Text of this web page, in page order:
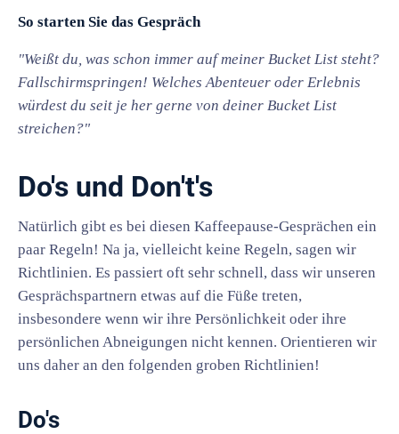
So starten Sie das Gespräch
"Weißt du, was schon immer auf meiner Bucket List steht?
Fallschirmspringen! Welches Abenteuer oder Erlebnis
würdest du seit je her gerne von deiner Bucket List
streichen?"
Do's und Don't's
Natürlich gibt es bei diesen Kaffeepause-Gesprächen ein
paar Regeln! Na ja, vielleicht keine Regeln, sagen wir
Richtlinien. Es passiert oft sehr schnell, dass wir unseren
Gesprächspartnern etwas auf die Füße treten,
insbesondere wenn wir ihre Persönlichkeit oder ihre
persönlichen Abneigungen nicht kennen. Orientieren wir
uns daher an den folgenden groben Richtlinien!
Do's